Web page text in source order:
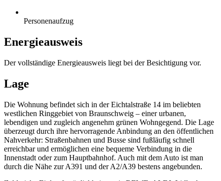
Personenaufzug
Energieausweis
Der vollständige Energieausweis liegt bei der Besichtigung vor.
Lage
Die Wohnung befindet sich in der Eichtalstraße 14 im beliebten
westlichen Ringgebiet von Braunschweig – einer urbanen,
lebendigen und zugleich angenehm grünen Wohngegend. Die Lage
überzeugt durch ihre hervorragende Anbindung an den öffentlichen
Nahverkehr: Straßenbahnen und Busse sind fußläufig schnell
erreichbar und ermöglichen eine bequeme Verbindung in die
Innenstadt oder zum Hauptbahnhof. Auch mit dem Auto ist man
durch die Nähe zur A391 und der A2/A39 bestens angebunden.